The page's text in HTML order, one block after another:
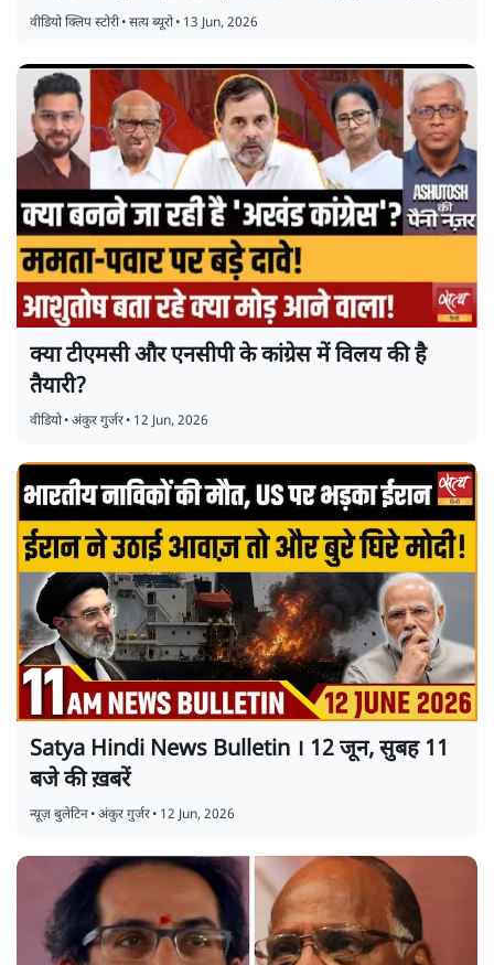
|
वीडियो क्लिप स्टोरी•सत्य ब्यूरो• 13 Jun, 2026
क्या टीएमसी और एनसीपी के कांग्रेस में विलय की है
तैयारी?
वीडियो•अंकुर गुर्जर• 12 Jun, 2026
Satya Hindi News Bulletin । 12 जून, सुबह 11
बजे की ख़बरें
न्यूज़ बुलेटिन•अंकुर गुर्जर• 12 Jun, 2026